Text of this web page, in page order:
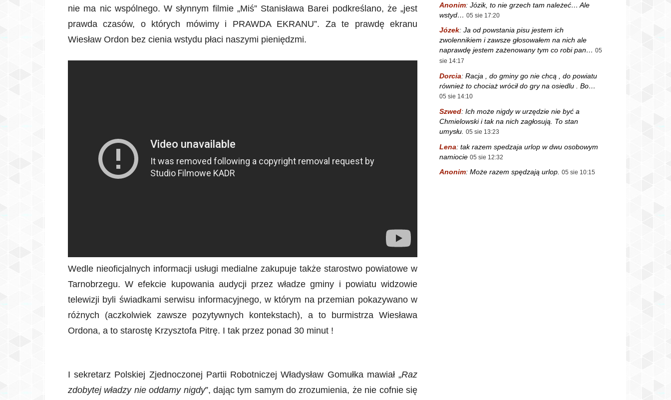
nie ma nic wspólnego. W słynnym filmie „Miś” Stanisława Barei podkreślano, że „jest
prawda czasów, o których mówimy i PRAWDA EKRANU”. Za te prawdę ekranu
Wiesław Ordon bez cienia wstydu płaci naszymi pieniędzmi.
Wedle nieoficjalnych informacji usługi medialne zakupuje także starostwo powiatowe w
Tarnobrzegu. W efekcie kupowania audycji przez władze gminy i powiatu widzowie
telewizji byli świadkami serwisu informacyjnego, w którym na przemian pokazywano w
różnych (aczkolwiek zawsze pozytywnych kontekstach), a to burmistrza Wiesława
Ordona, a to starostę Krzysztofa Pitrę. I tak przez ponad 30 minut !
I sekretarz Polskiej Zjednoczonej Partii Robotniczej Władysław Gomułka mawiał „Raz
zdobytej władzy nie oddamy nigdy”, dając tym samym do zrozumienia, że nie cofnie się
Anonim: Józik, to nie grzech tam należeć… Ale
wstyd… 05 sie 17:20
Józek: Ja od powstania pisu jestem ich
zwolennikiem i zawsze głosowałem na nich ale
naprawdę jestem zażenowany tym co robi pan… 05
sie 14:17
Dorcia: Racja , do gminy go nie chcą , do powiatu
również to chociaż wrócił do gry na osiedlu . Bo…
05 sie 14:10
Szwed: Ich może nigdy w urzędzie nie być a
Chmielowski i tak na nich zagłosują. To stan
umysłu. 05 sie 13:23
Lena: tak razem spedzaja urlop w dwu osobowym
namiocie 05 sie 12:32
Anonim: Może razem spędzają urlop. 05 sie 10:15